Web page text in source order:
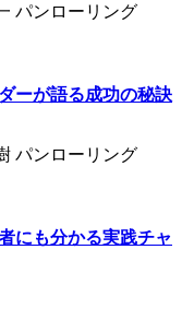
パンローリング
ーが語る成功の秘訣
パンローリング
にも分かる実践チャ